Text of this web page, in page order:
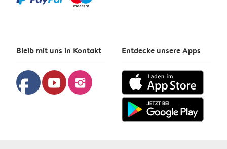
Bleib mit uns in Kontakt
facebook youtube instagram
Entdecke unsere Apps